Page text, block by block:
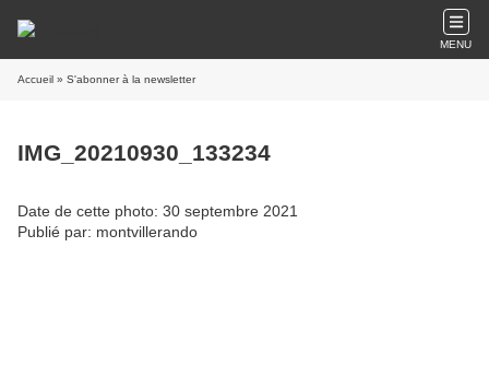
MENU
Accueil » S'abonner à la newsletter
IMG_20210930_133234
Date de cette photo: 30 septembre 2021
Publié par: montvillerando